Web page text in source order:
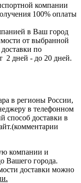
компании
100% оплаты
в Ваш город
от выбранной
по
2 дней - до 20 дней.
в регионы России,
в телефонном
способ доставки в
компании и
Вашего города.
доставки можно